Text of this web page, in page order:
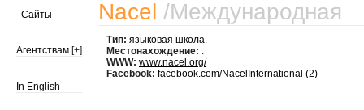
Сайты
Агентствам [+]
In English
Nacel /Международная
Тип: языковая школа.
Местонахождение: .
WWW: www.nacel.org/
Facebook: facebook.com/NacelInternational (2)